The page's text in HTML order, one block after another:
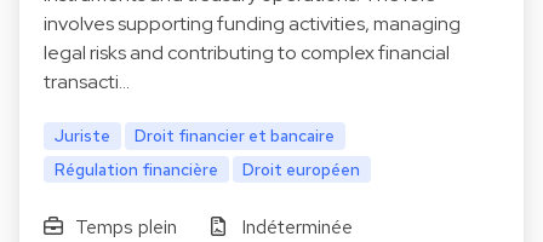
involves supporting funding activities, managing
legal risks and contributing to complex financial
transacti…
Juriste
Droit financier et bancaire
Régulation financière
Droit européen
Temps plein
Indéterminée